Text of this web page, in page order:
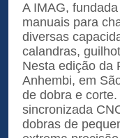
A IMAG,
manuais para
diversas
calandras,
Nesta edição da
Anhembi, em
de dobra e
sincronizada
dobras de